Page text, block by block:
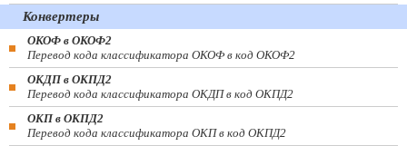
Конвертеры
ОКОФ в ОКОФ2
Перевод кода классификатора ОКОФ в код ОКОФ2
ОКДП в ОКПД2
Перевод кода классификатора ОКДП в код ОКПД2
ОКП в ОКПД2
Перевод кода классификатора ОКП в код ОКПД2